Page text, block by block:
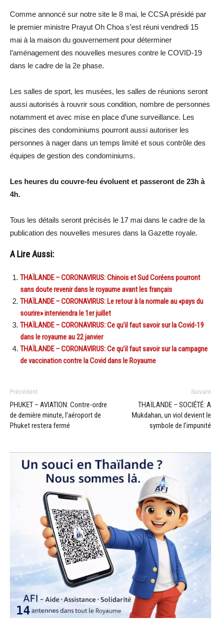
Comme annoncé sur notre site le 8 mai, le CCSA présidé par
le premier ministre Prayut Oh Choa s’est réuni vendredi 15
mai à la maison du gouvernement pour déterminer
l’aménagement des nouvelles mesures contre le COVID-19
dans le cadre de la 2e phase.
Les salles de sport, les musées, les salles de réunions seront
aussi autorisés à rouvrir sous condition, nombre de personnes
notamment et avec mise en place d’une surveillance. Les
piscines des condominiums pourront aussi autoriser les
personnes à nager dans un temps limité et sous contrôle des
équipes de gestion des condominiums.
Les heures du couvre-feu évoluent et passeront de 23h à
4h.
Tous les détails seront précisés le 17 mai dans le cadre de la
publication des nouvelles mesures dans la Gazette royale.
A Lire Aussi:
THAÏLANDE – CORONAVIRUS: Chinois et Sud Coréens pourront
sans doute revenir dans le royaume avant les français
THAÏLANDE – CORONAVIRUS: Le retour à la normale au «pays du
sourire» interviendra le 1er juillet
THAÏLANDE – CORONAVIRUS: Ce qu’il faut savoir sur la Covid-19
dans le royaume au 22 janvier
THAÏLANDE – CORONAVIRUS: Ce qu’il faut savoir sur la campagne
de vaccination contre la Covid dans le Royaume
Précédent
PHUKET – AVIATION: Contre-ordre
de dernière minute, l’aéroport de
Phuket restera fermé
Suivant
THAÏLANDE – SOCIÉTÉ: A
Mukdahan, un viol devient le
symbole de l’impunité